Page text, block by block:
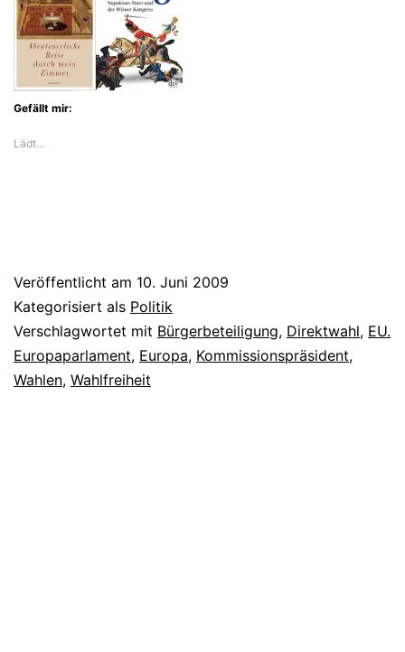
Gefällt mir:
Lädt…
Veröffentlicht am 10. Juni 2009
Kategorisiert als Politik
Verschlagwortet mit Bürgerbeteiligung, Direktwahl, EU.
Europaparlament, Europa, Kommissionspräsident,
Wahlen, Wahlfreiheit